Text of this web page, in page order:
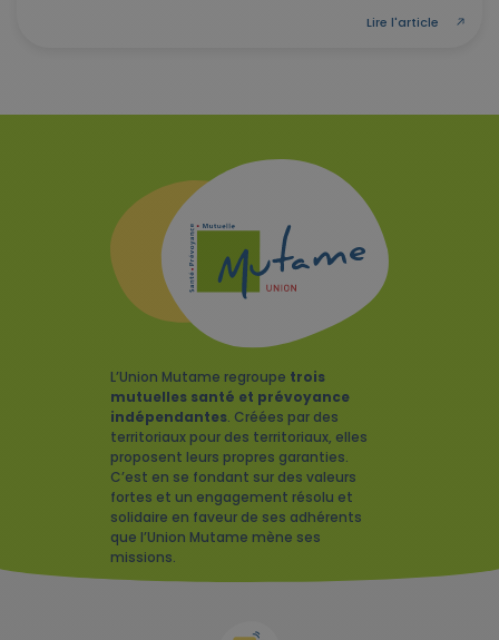
Lire l'article
L’Union Mutame regroupe trois
mutuelles santé et prévoyance
indépendantes. Créées par des
territoriaux pour des territoriaux, elles
proposent leurs propres garanties.
C’est en se fondant sur des valeurs
fortes et un engagement résolu et
solidaire en faveur de ses adhérents
que l’Union Mutame mène ses
missions.